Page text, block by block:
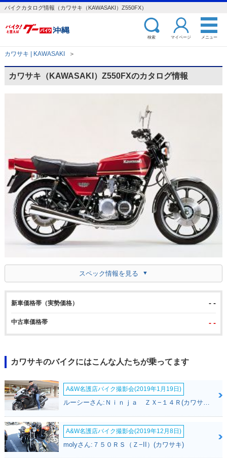
バイクカタログ情報（カワサキ（KAWASAKI）Z550FX）
検索 マイページ メニュー
カワサキ | KAWASAKI ＞
カワサキ（KAWASAKI）Z550FXのカタログ情報
スペック情報を見る
新車価格帯（実勢価格） - -
中古車価格帯 - -
カワサキのバイクにはこんな人たちが乗ってます
A&W名護店バイク撮影会(2019年1月19日)
ルーシーさん:Ｎｉｎｊａ ＺＸ−１４Ｒ(カワサキ)
A&W名護店バイク撮影会(2019年12月8日)
molyさん:７５０ＲＳ（Ｚ−II）(カワサキ)